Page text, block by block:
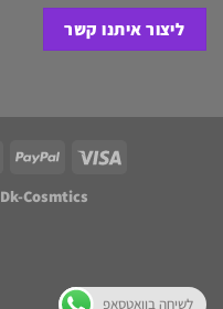
Dk-Cosmtics
לשיחה בוואטסאפ